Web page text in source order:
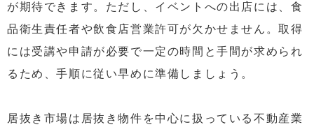
が期待できます。ただし、イベントへの出店には、食
品衛生責任者や飲食店営業許可が欠かせません。取得
には受講や申請が必要で一定の時間と手間が求められ
るため、手順に従い早めに準備しましょう。
居抜き市場は居抜き物件を中心に扱っている不動産業